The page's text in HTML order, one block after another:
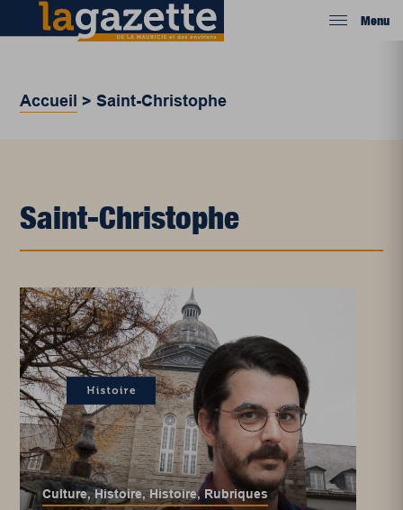
Menu
Accueil >Saint-Christophe
Saint-Christophe
Culture,Histoire,Histoire,Rubriques